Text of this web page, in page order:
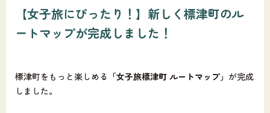
【女子旅にぴったり！】新しく標津町のル
ートマップが完成しました！
標津町をもっと楽しめる 「女子旅標津町 ルートマップ」 が完成
しました。